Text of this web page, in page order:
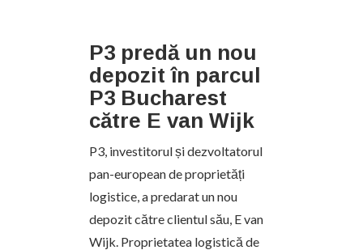
P3 predă un nou
depozit în parcul
P3 Bucharest
către E van Wijk
P3, investitorul și dezvoltatorul
pan-european de proprietăți
logistice, a predarat un nou
depozit către clientul său, E van
Wijk. Proprietatea logistică de